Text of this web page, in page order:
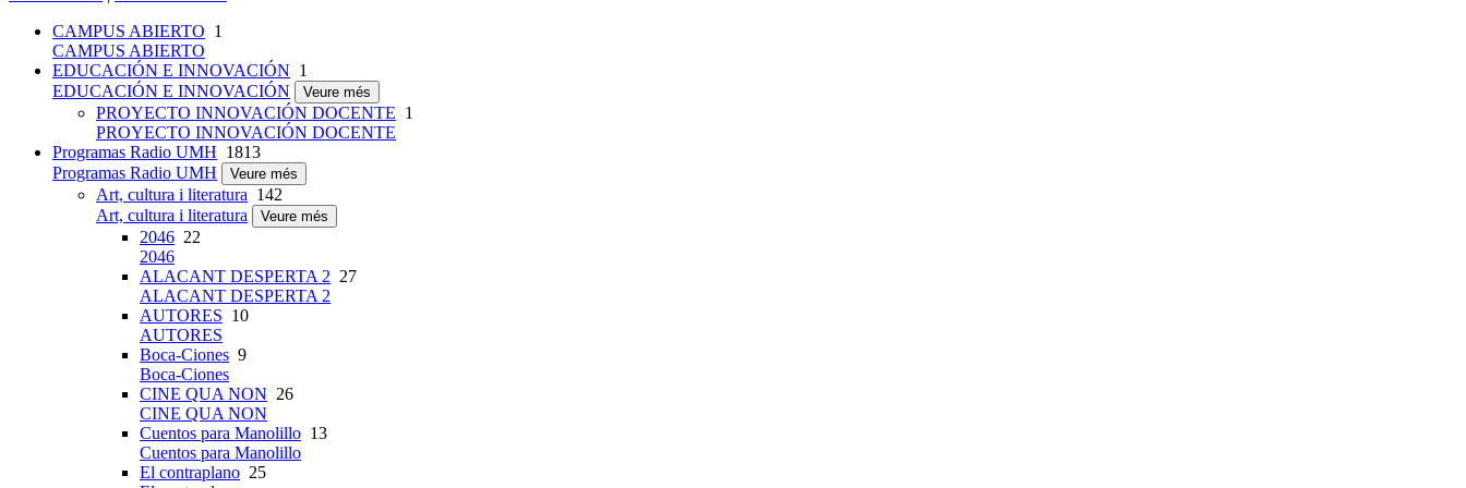
CAMPUS ABIERTO 1
CAMPUS ABIERTO
EDUCACIÓN E INNOVACIÓN 1
EDUCACIÓN E INNOVACIÓN
Veure més
PROYECTO INNOVACIÓN DOCENTE 1
PROYECTO INNOVACIÓN DOCENTE
Programas Radio UMH 1813
Programas Radio UMH
Veure més
Art, cultura i literatura 142
Art, cultura i literatura
Veure més
2046 22
2046
ALACANT DESPERTA 2 27
ALACANT DESPERTA 2
AUTORES 10
AUTORES
Boca-Ciones 9
Boca-Ciones
CINE QUA NON 26
CINE QUA NON
Cuentos para Manolillo 13
Cuentos para Manolillo
El contraplano 25